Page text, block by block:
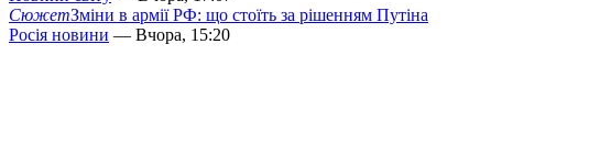
СюжетЗміни в армії РФ: що стоїть за рішенням Путіна
Росія новини — Вчора, 15:20